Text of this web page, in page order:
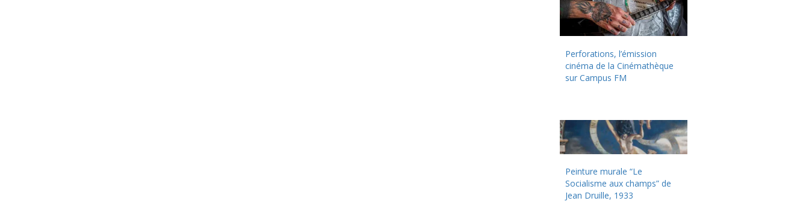
Perforations, l’émission
cinéma de la Cinémathèque
sur Campus FM
Peinture murale “Le
Socialisme aux champs” de
Jean Druille, 1933